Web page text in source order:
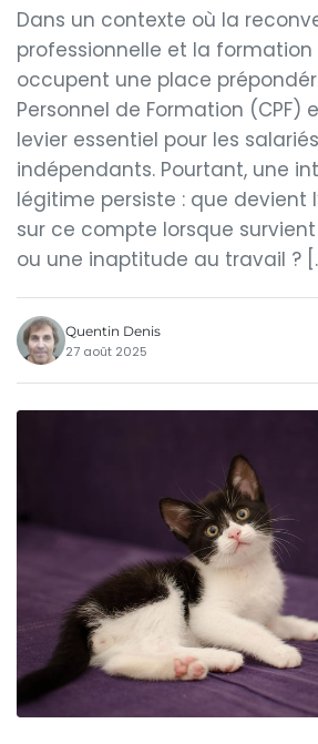
Dans un contexte où la
professionnelle et la
occupent une place
Personnel de Formation (CPF)
levier essentiel pour les
indépendants. Pourtant, une
légitime persiste : que devient
sur ce compte lorsque
ou une inaptitude au travail ?
Quentin Denis
27 août 2025